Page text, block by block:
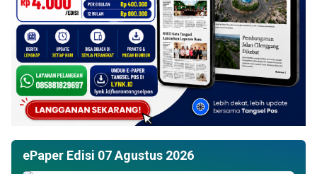
ePaper Edisi 07 Agustus 2026